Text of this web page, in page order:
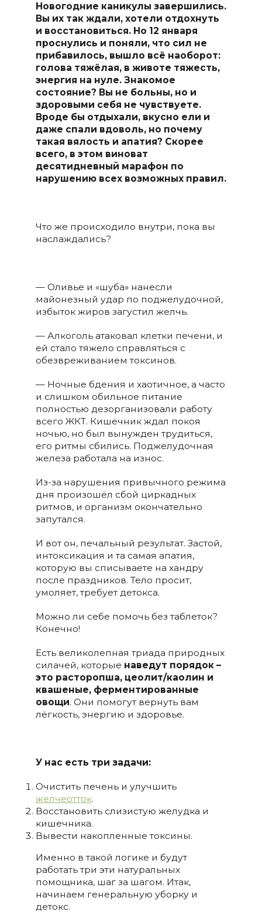
Новогодние каникулы завершились.
Вы их так ждали, хотели отдохнуть
и восстановиться. Но 12 января
проснулись и поняли, что сил не
прибавилось, вышло всё наоборот:
голова тяжёлая, в животе тяжесть,
энергия на нуле.Знакомое
состояние? Вы не больны, но и
здоровыми себя не чувствуете.
Вроде бы отдыхали, вкусно ели и
даже спали вдоволь, но почему
такая вялость и апатия? Скорее
всего, в этом виноват
десятидневный марафон по
нарушению всех возможных правил.
Что же происходило внутри, пока вы
наслаждались?
— Оливье и «шуба» нанесли
майонезный удар по поджелудочной,
избыток жиров загустил желчь.
— Алкоголь атаковал клетки печени, и
ей стало тяжело справляться с
обезвреживанием токсинов.
— Ночные бдения и хаотичное, а часто
и слишком обильное питание
полностью дезорганизовали работу
всего ЖКТ. Кишечник ждал покоя
ночью, но был вынужден трудиться,
его ритмы сбились. Поджелудочная
железа работала на износ.
Из-за нарушения привычного режима
дня произошёл сбой циркадных
ритмов, и организм окончательно
запутался.
И вот он, печальный результат. Застой,
интоксикация и та самая апатия,
которую вы списываете на хандру
после праздников. Тело просит,
умоляет, требует детокса.
Можно ли себе помочь без таблеток?
Конечно!
Есть великолепная триада природных
силачей, которые наведут порядок –
это расторопша, цеолит/каолин и
квашеные, ферментированные
овощи. Они помогут вернуть вам
лёгкость, энергию и здоровье.
У нас есть три задачи:
Очистить печень и улучшить
желчеотток.
Восстановить слизистую желудка и
кишечника.
Вывести накопленные токсины.
Именно в такой логике и будут
работать три эти натуральных
помощника, шаг за шагом. Итак,
начинаем генеральную уборку и
детокс.